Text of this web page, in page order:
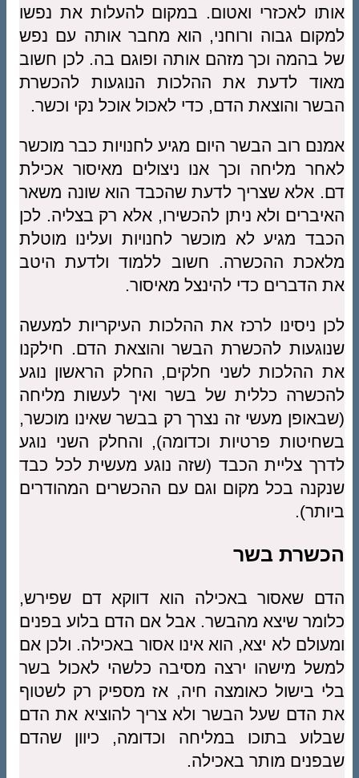
אותו לאכזרי ואטום. במקום להעלות את נפשו
למקום גבוה ורוחני, הוא מחבר אותה עם נפש
של בהמה וכך מזהם אותה ופוגם בה. לכן חשוב
מאוד לדעת את ההלכות הנוגעות להכשרת
הבשר והוצאת הדם, כדי לאכול אוכל נקי וכשר.
אמנם רוב הבשר היום מגיע לחנויות כבר מוכשר
לאחר מליחה וכך אנו ניצולים מאיסור אכילת
דם. אלא שצריך לדעת שהכבד הוא שונה משאר
האיברים ולא ניתן להכשירו, אלא רק בצליה. לכן
הכבד מגיע לא מוכשר לחנויות ועלינו מוטלת
מלאכת ההכשרה. חשוב ללמוד ולדעת היטב
את הדברים כדי להינצל מאיסור.
לכן ניסינו לרכז את ההלכות העיקריות למעשה
שנוגעות להכשרת הבשר והוצאת הדם. חילקנו
את ההלכות לשני חלקים, החלק הראשון נוגע
להכשרה כללית של בשר ואיך לעשות מליחה
(שבאופן מעשי זה נצרך רק בבשר שאינו מוכשר,
בשחיטות פרטיות וכדומה), והחלק השני נוגע
לדרך צליית הכבד (שזה נוגע מעשית לכל כבד
שנקנה בכל מקום וגם עם ההכשרים המהודרים
ביותר).
הכשרת בשר
הדם שאסור באכילה הוא דווקא דם שפירש,
כלומר שיצא מהבשר. אבל אם הדם בלוע בפנים
ומעולם לא יצא, הוא אינו אסור באכילה. ולכן אם
למשל מישהו ירצה מסיבה כלשהי לאכול בשר
בלי בישול כאומצה חיה, אז מספיק רק לשטוף
את הדם שעל הבשר ולא צריך להוציא את הדם
שבלוע בתוכו במליחה וכדומה, כיוון שהדם
שבפנים מותר באכילה.